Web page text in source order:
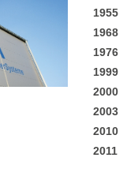
1955
1968
1976
1999
2000
2003
2010
2011